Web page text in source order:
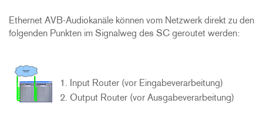
Ethernet AVB-Audiokanäle können vom Netzwerk direkt zu den
folgenden Punkten im Signalweg des SC geroutet werden:
Input Router (vor Eingabeverarbeitung)
Output Router (vor Ausgabeverarbeitung)